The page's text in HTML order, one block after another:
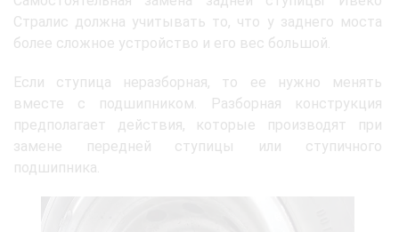
Стралис должна учитывать то, что у заднего моста
более сложное устройство и его вес большой.
Если ступица неразборная, то ее нужно менять
вместе с подшипником. Разборная конструкция
предполагает действия, которые производят при
замене передней ступицы или ступичного
подшипника.